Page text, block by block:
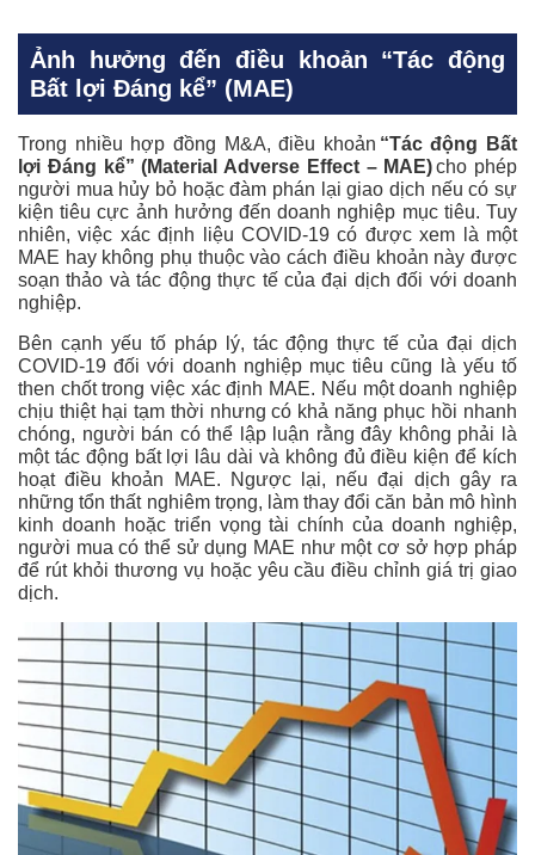
Ảnh hưởng đến điều khoản “Tác động
Bất lợi Đáng kể” (MAE)
Trong nhiều hợp đồng M&A, điều khoản “Tác động Bất
lợi Đáng kể” (Material Adverse Effect – MAE)cho phép
người mua hủy bỏ hoặc đàm phán lại giao dịch nếu có sự
kiện tiêu cực ảnh hưởng đến doanh nghiệp mục tiêu. Tuy
nhiên, việc xác định liệu COVID-19 có được xem là một
MAE hay không phụ thuộc vào cách điều khoản này được
soạn thảo và tác động thực tế của đại dịch đối với doanh
nghiệp.
Bên cạnh yếu tố pháp lý, tác động thực tế của đại dịch
COVID-19 đối với doanh nghiệp mục tiêu cũng là yếu tố
then chốt trong việc xác định MAE. Nếu một doanh nghiệp
chịu thiệt hại tạm thời nhưng có khả năng phục hồi nhanh
chóng, người bán có thể lập luận rằng đây không phải là
một tác động bất lợi lâu dài và không đủ điều kiện để kích
hoạt điều khoản MAE. Ngược lại, nếu đại dịch gây ra
những tổn thất nghiêm trọng, làm thay đổi căn bản mô hình
kinh doanh hoặc triển vọng tài chính của doanh nghiệp,
người mua có thể sử dụng MAE như một cơ sở hợp pháp
để rút khỏi thương vụ hoặc yêu cầu điều chỉnh giá trị giao
dịch.